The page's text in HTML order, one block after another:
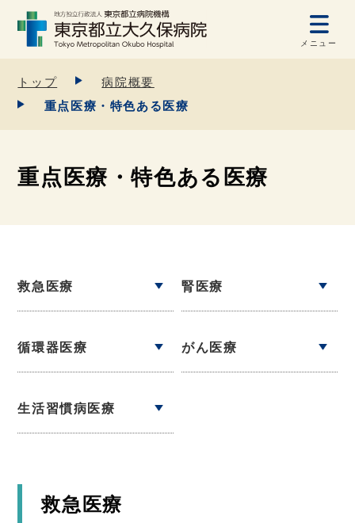
メニュー
トップ
病院概要
重点医療・特色ある医療
重点医療・特色ある医療
救急医療 腎医療
循環器医療 がん医療
生活習慣病医療
救急医療